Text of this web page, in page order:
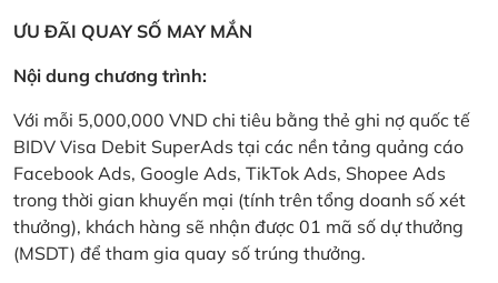
ƯU ĐÃI QUAY SỐ MAY MẮN
Nội dung chương trình:
Với mỗi 5,000,000 VND chi tiêu bằng thẻ ghi nợ quốc tế
BIDV Visa Debit SuperAds tại các nền tảng quảng cáo
Facebook Ads, Google Ads, TikTok Ads, Shopee Ads
trong thời gian khuyến mại (tính trên tổng doanh số xét
thưởng), khách hàng sẽ nhận được 01 mã số dự thưởng
(MSDT) để tham gia quay số trúng thưởng.